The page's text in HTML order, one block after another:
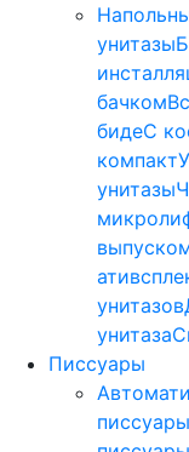
унитазы
бачком
бидеС
компакт
унитазы
унитазов
унитаза
Писсуары
писсуары